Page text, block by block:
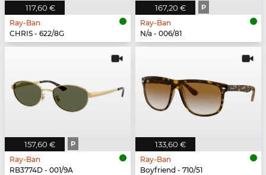
117,60 €
Ray-Ban
CHRIS - 622/8G
167,20 € P
Ray-Ban
N/a - 006/81
157,60 € P
Ray-Ban
RB3774D - 001/9A
133,60 €
Ray-Ban
Boyfriend - 710/51